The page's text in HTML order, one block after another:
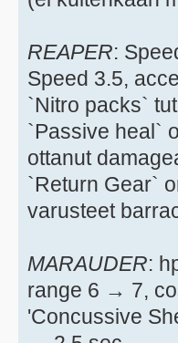
REAPER:
Speed 3.5,
`Nitro packs`
`Passive heal`
ottanut
`Return Gear`
varusteet
MARAUDER:
range 6 → 7,
'Concussive